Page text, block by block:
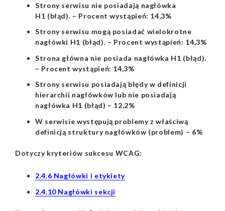
Strony serwisu nie posiadają nagłówka
H1 (błąd). – Procent wystąpień: 14,3%
Strony serwisu mogą posiadać wielokrotne
nagłówki H1 (błąd). – Procent wystąpień: 14,3%
Strona główna nie posiada nagłówka H1 (błąd).
– Procent wystąpień: 14,3%
Strony serwisu posiadają błędy w definicji
hierarchii nagłówków lub nie posiadają
nagłówka H1 (błąd) – 12,2%
W serwisie występują problemy z właściwą
definicją struktury nagłówków (problem) – 6%
Dotyczy kryteriów sukcesu WCAG:
2.4.6 Nagłówki i etykiety
2.4.10 Nagłówki sekcji